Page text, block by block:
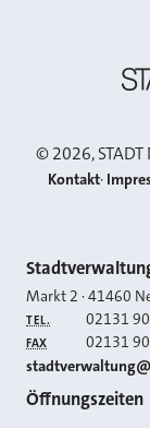
©2026,
Kontakt
Kontakt
Markt 2 ·41460
TEL. 02131
FAX 02131
E-MAIL
Öffnungszeiten